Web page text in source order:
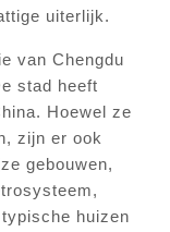
uiterlijk.
van Chengdu
stad heeft
Hoewel ze
zijn er ook
gebouwen,
huizen